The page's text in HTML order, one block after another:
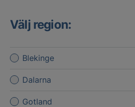
Välj region:
Blekinge
Dalarna
Gotland